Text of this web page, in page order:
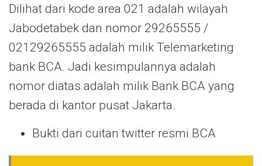
Dilihat dari kode area 021 adalah wilayah
Jabodetabek dan nomor 29265555 /
02129265555 adalah milik Telemarketing
bank BCA. Jadi kesimpulannya adalah
nomor diatas adalah milik Bank BCA yang
berada di kantor pusat Jakarta.
Bukti dari cuitan twitter resmi BCA